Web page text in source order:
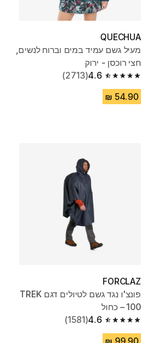
QUECHUA
מעיל גשם עמיד במים וברוח לנשים,
חצי רוכסן - ירוק
4.6
4.6 out of 5 stars from 2713 reviews
(2713)
FORCLAZ
פונצ'ו נגד גשם לטיולים דגם TREK
100 – כחול
4.6
4.6 out of 5 stars from 1581 reviews
(1581)